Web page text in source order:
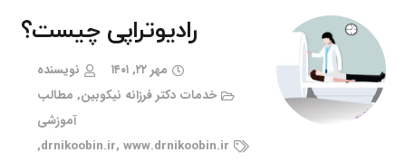
رادیوتراپی چیست؟
مهر ۲۲, ۱۴۰۱
نویسنده
خدمات دکتر فرزانه نیکوبین, مطالب
آموزشی
drnikoobin.ir, www.drnikoobin.ir
,